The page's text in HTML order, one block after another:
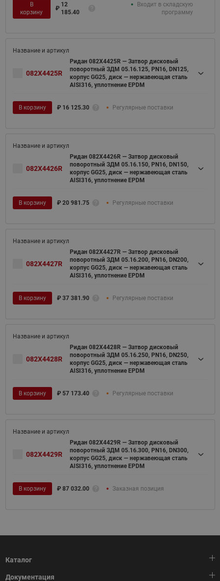
В
корзину
₽
12
185.40
Входит в складскую
программу
082X4425R
Ридан 082X4425R — Затвор дисковый
поворотный ЗДМ 05.16.125, PN16, DN125,
корпус GG25, диск — нержавеющая сталь
AISI316, уплотнение EPDM
В корзину ₽ 16 125.30 Регулярные поставки
082X4426R
Ридан 082X4426R — Затвор дисковый
поворотный ЗДМ 05.16.150, PN16, DN150,
корпус GG25, диск — нержавеющая сталь
AISI316, уплотнение EPDM
В корзину ₽ 20 981.75 Регулярные поставки
082X4427R
Ридан 082X4427R — Затвор дисковый
поворотный ЗДМ 05.16.200, PN16, DN200,
корпус GG25, диск — нержавеющая сталь
AISI316, уплотнение EPDM
В корзину ₽ 37 381.90 Регулярные поставки
082X4428R
Ридан 082X4428R — Затвор дисковый
поворотный ЗДМ 05.16.250, PN16, DN250,
корпус GG25, диск — нержавеющая сталь
AISI316, уплотнение EPDM
В корзину ₽ 57 173.40 Регулярные поставки
082X4429R
Ридан 082X4429R — Затвор дисковый
поворотный ЗДМ 05.16.300, PN16, DN300,
корпус GG25, диск — нержавеющая сталь
AISI316, уплотнение EPDM
В корзину ₽ 87 032.00 Заказная позиция
Каталог
Документация